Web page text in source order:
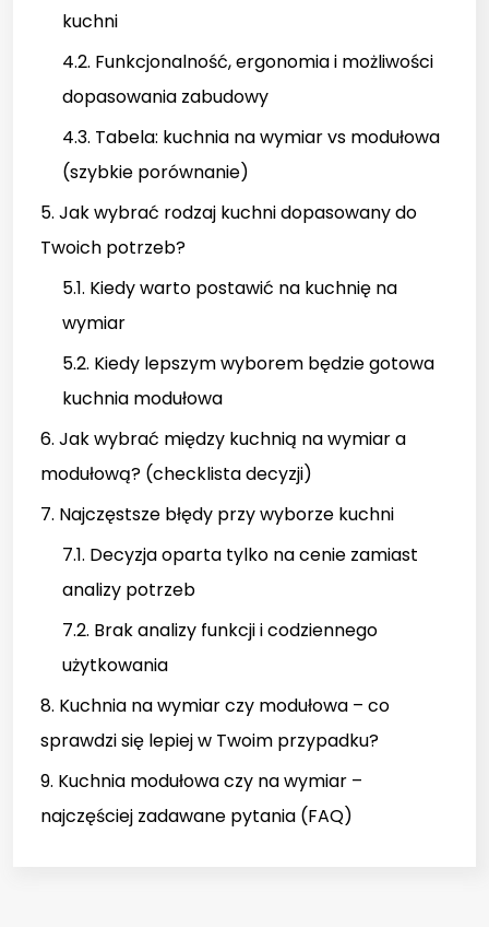
kuchni
4.2. Funkcjonalność, ergonomia i możliwości
dopasowania zabudowy
4.3. Tabela: kuchnia na wymiar vs modułowa
(szybkie porównanie)
5. Jak wybrać rodzaj kuchni dopasowany do
Twoich potrzeb?
5.1. Kiedy warto postawić na kuchnię na
wymiar
5.2. Kiedy lepszym wyborem będzie gotowa
kuchnia modułowa
6. Jak wybrać między kuchnią na wymiar a
modułową? (checklista decyzji)
7. Najczęstsze błędy przy wyborze kuchni
7.1. Decyzja oparta tylko na cenie zamiast
analizy potrzeb
7.2. Brak analizy funkcji i codziennego
użytkowania
8. Kuchnia na wymiar czy modułowa – co
sprawdzi się lepiej w Twoim przypadku?
9. Kuchnia modułowa czy na wymiar –
najczęściej zadawane pytania (FAQ)